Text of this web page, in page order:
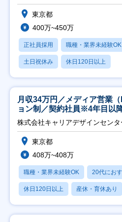
東京都
400万~450万
正社員採用 職種・業界未経験OK
土日祝休み 休日120日以上
月収34万円／メディア営業
ョン制／契約社員※4年目以
株式会社キャリアデザインセンタ
東京都
408万~408万
職種・業界未経験OK 20代にお
休日120日以上 産休・育休あり